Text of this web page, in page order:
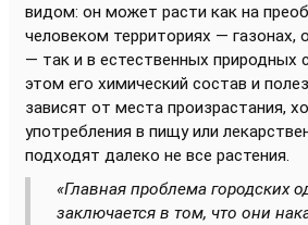
видом: он может расти как на
человеком территориях — газонах,
— так и в естественных природных
этом его химический состав и
зависят от места произрастания,
употребления в пищу или
подходят далеко не все растения.
«Главная проблема городских
заключается в том, что они